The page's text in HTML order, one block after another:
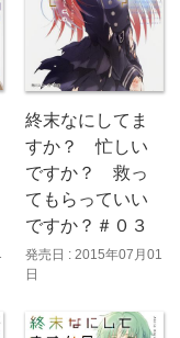
終末なにしてま
すか？ 忙しい
ですか？ 救っ
てもらっていい
ですか？＃０３
発売日 : 2015年07月01
日